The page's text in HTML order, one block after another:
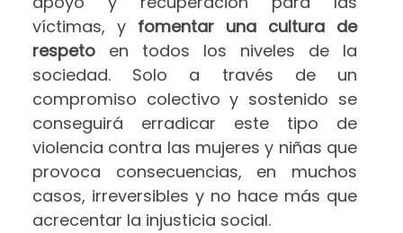
víctimas, y fomentar una cultura de
respeto en todos los niveles de la
sociedad. Solo a través de un
compromiso colectivo y sostenido se
conseguirá erradicar este tipo de
violencia contra las mujeres y niñas que
provoca consecuencias, en muchos
casos, irreversibles y no hace más que
acrecentar la injusticia social.